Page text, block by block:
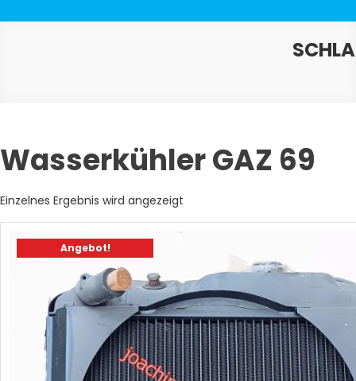
Wasserkühler GAZ 69
Einzelnes Ergebnis wird angezeigt
Angebot!